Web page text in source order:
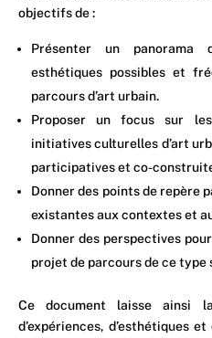
objectifs de :
Présenter un panorama
esthétiques possibles et
parcours d’art urbain.
Proposer un focus sur
initiatives culturelles d’art
participatives et co-
Donner des points de repère
existantes aux contextes et
Donner des perspectives
projet de parcours de ce type
Ce document laisse ainsi
d’expériences, d’esthétiques